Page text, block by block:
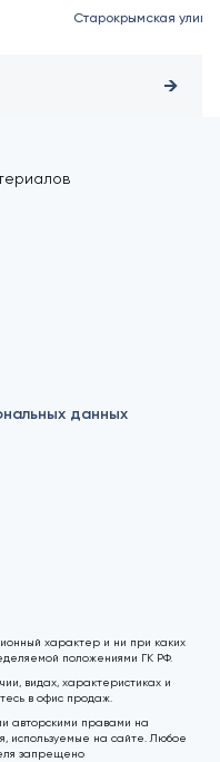
Старокрымская улица,
данных
характер и ни при каких
положениями ГК РФ.
видах, характеристиках и
в офис продаж.
авторскими правами на
используемые на сайте. Любое
запрещено